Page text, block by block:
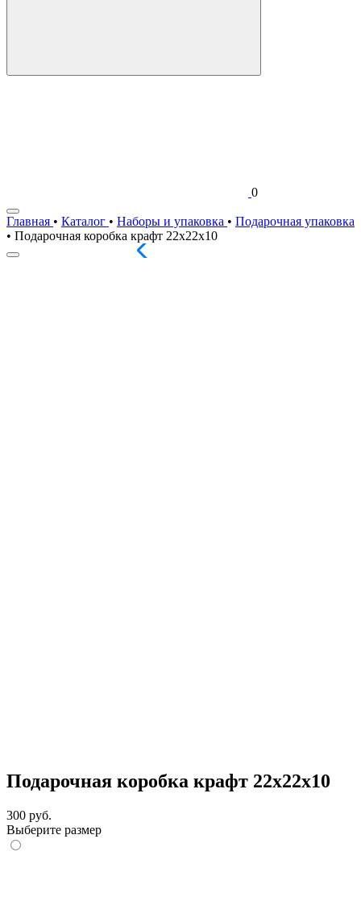
0
Главная • Каталог • Наборы и упаковка • Подарочная упаковка
• Подарочная коробка крафт 22х22х10
Подарочная коробка крафт 22х22х10
300 руб.
Выберите размер